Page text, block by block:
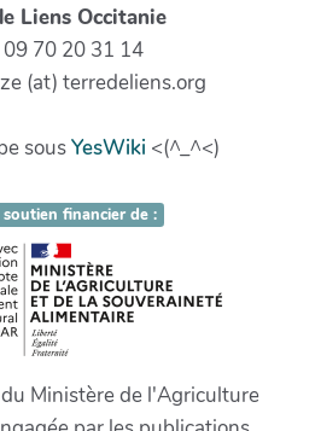
Liens Occitanie
09 70 20 31 14
(at) terredeliens.org
sousYesWiki <(^_^<)
financier de :
Ministère de l'Agriculture